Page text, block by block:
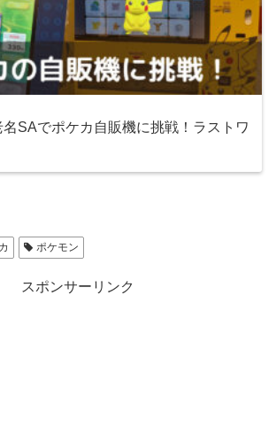
名SAでポケカ自販機に挑戦！ラストワ
ポケモン
スポンサーリンク